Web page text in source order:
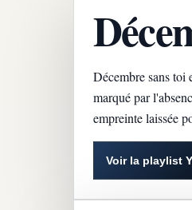
Décembre sans toi
marqué par
empreinte laissée
Voir la playlist